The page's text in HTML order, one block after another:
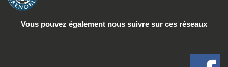
Vous pouvez également nous suivre sur ces réseaux